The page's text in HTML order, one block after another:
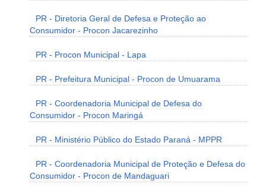
PR - Diretoria Geral de Defesa e Proteção ao
Consumidor - Procon Jacarezinho
PR - Procon Municipal - Lapa
PR - Prefeitura Municipal - Procon de Umuarama
PR - Coordenadoria Municipal de Defesa do
Consumidor - Procon Maringá
PR - Ministério Público do Estado Paraná - MPPR
PR - Coordenadoria Municipal de Proteção e Defesa do
Consumidor - Procon de Mandaguari